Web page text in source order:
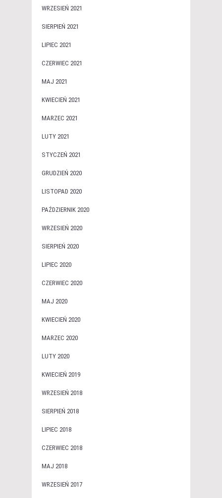
WRZESIEŃ 2021
SIERPIEŃ 2021
LIPIEC 2021
CZERWIEC 2021
MAJ 2021
KWIECIEŃ 2021
MARZEC 2021
LUTY 2021
STYCZEŃ 2021
GRUDZIEŃ 2020
LISTOPAD 2020
PAŹDZIERNIK 2020
WRZESIEŃ 2020
SIERPIEŃ 2020
LIPIEC 2020
CZERWIEC 2020
MAJ 2020
KWIECIEŃ 2020
MARZEC 2020
LUTY 2020
KWIECIEŃ 2019
WRZESIEŃ 2018
SIERPIEŃ 2018
LIPIEC 2018
CZERWIEC 2018
MAJ 2018
WRZESIEŃ 2017